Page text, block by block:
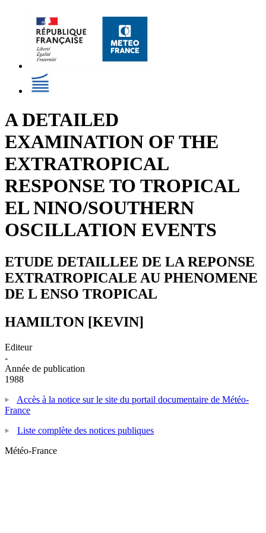
A DETAILED
EXAMINATION OF THE
EXTRATROPICAL
RESPONSE TO TROPICAL
EL NINO/SOUTHERN
OSCILLATION EVENTS
ETUDE DETAILLEE DE LA REPONSE
EXTRATROPICALE AU PHENOMENE
DE L ENSO TROPICAL
HAMILTON [KEVIN]
Editeur
-
Année de publication
1988
Accès à la notice sur le site du portail documentaire de Météo-
France
Liste complète des notices publiques
Météo-France